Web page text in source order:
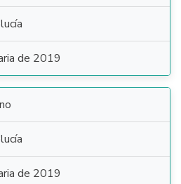
de 2019
de 2019